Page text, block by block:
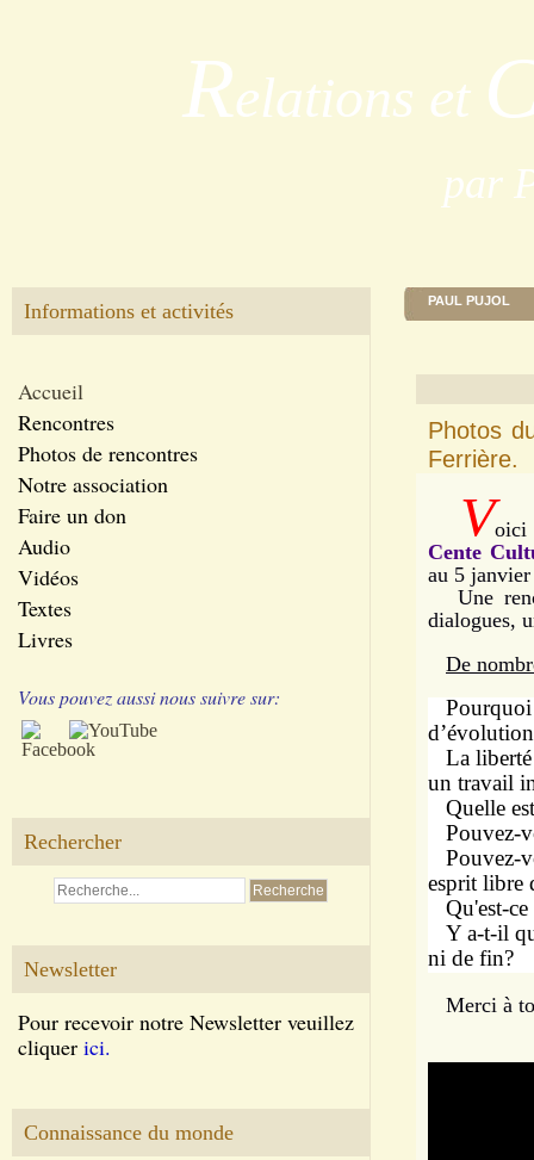
Relations et
par
Informations et activités
Accueil
Rencontres
Photos de rencontres
Notre association
Faire un don
Audio
Vidéos
Textes
Livres
Vous pouvez aussi nous suivre sur:
Rechercher
Newsletter
Pour recevoir notre Newsletter veuillez
cliquer ici.
Connaissance du monde
PAUL PUJOL
Photos
Ferrière.
Voici
Cente
au 5
Une
dialogues,
De
Pourquoi
La liberté
un travail
Quelle
Pouvez-
Pouvez-
esprit libre
Qu'est-ce
Y a-t-il
ni de fin?
Merci à